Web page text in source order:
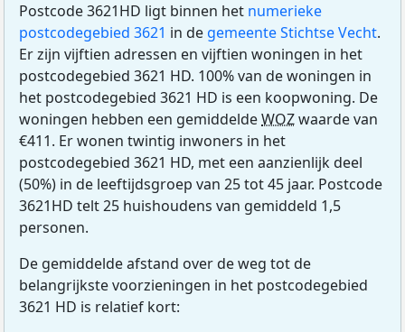
Postcode 3621HD ligt binnen het numerieke
postcodegebied 3621 in de gemeente Stichtse Vecht.
Er zijn vijftien adressen en vijftien woningen in het
postcodegebied 3621 HD. 100% van de woningen in
het postcodegebied 3621 HD is een koopwoning. De
woningen hebben een gemiddeldeWOZwaarde van
€411. Er wonen twintig inwoners in het
postcodegebied 3621 HD, met een aanzienlijk deel
(50%) in de leeftijdsgroep van 25 tot 45 jaar. Postcode
3621HD telt 25 huishoudens van gemiddeld 1,5
personen.
De gemiddelde afstand over de weg tot de
belangrijkste voorzieningen in het postcodegebied
3621 HD is relatief kort: